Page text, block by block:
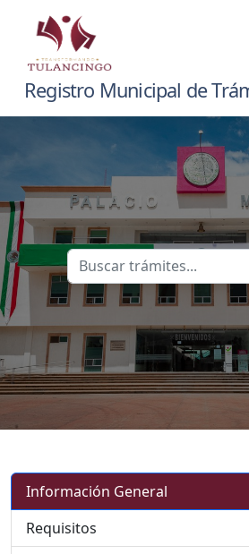
Registro Municipal de
Información General
Requisitos